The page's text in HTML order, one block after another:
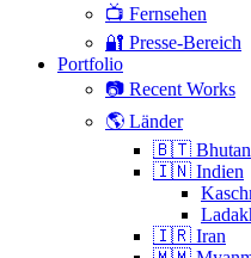
📺 Fernsehen
🔐 Presse-Bereich
Portfolio
📷 Recent Works
🌎 Länder
🇧🇹 Bhutan
🇮🇳 Indien
🇮🇷 Iran